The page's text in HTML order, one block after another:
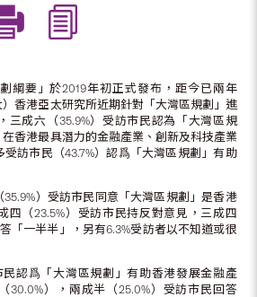
綱要」於2019年初正式發布，距今已兩年
香港亞太研究所近期針對「大灣區規劃」進
三成六（35.9%）受訪市民認為「大灣區規
香港最具潛力的金融產業、創新及科技產業
訪市民（43.7%）認爲「大灣區規劃」有助
）受訪市民同意「大灣區規劃」是香港
四（23.5%）受訪市民持反對意見，三成四
答「一半半」，另有6.3%受訪者以不知道或很
民認爲「大灣區規劃」有助香港發展金融產
30.0%），兩成半（25.0%）受訪市民回答